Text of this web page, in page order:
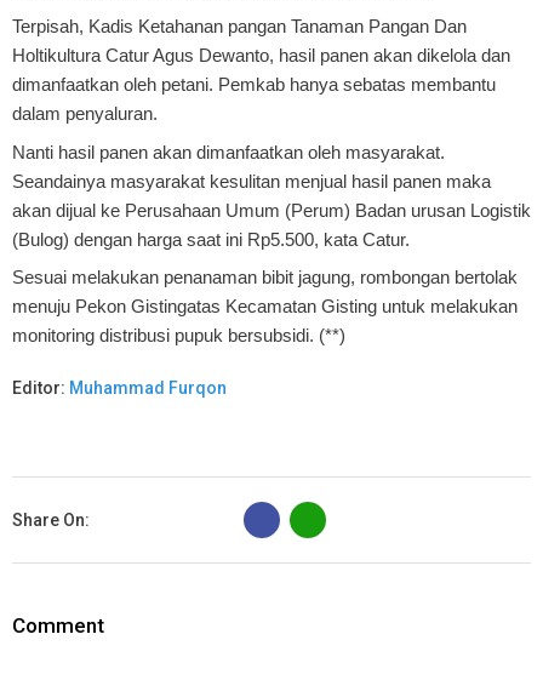
Terpisah, Kadis Ketahanan pangan Tanaman Pangan Dan
Holtikultura Catur Agus Dewanto, hasil panen akan dikelola dan
dimanfaatkan oleh petani. Pemkab hanya sebatas membantu
dalam penyaluran.
Nanti hasil panen akan dimanfaatkan oleh masyarakat.
Seandainya masyarakat kesulitan menjual hasil panen maka
akan dijual ke Perusahaan Umum (Perum) Badan urusan Logistik
(Bulog) dengan harga saat ini Rp5.500, kata Catur.
Sesuai melakukan penanaman bibit jagung, rombongan bertolak
menuju Pekon Gistingatas Kecamatan Gisting untuk melakukan
monitoring distribusi pupuk bersubsidi. (**)
Editor: Muhammad Furqon
Share On:
B
Comment